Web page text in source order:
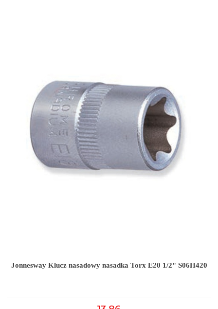
Jonnesway Klucz nasadowy nasadka Torx E20 1/2" S06H420